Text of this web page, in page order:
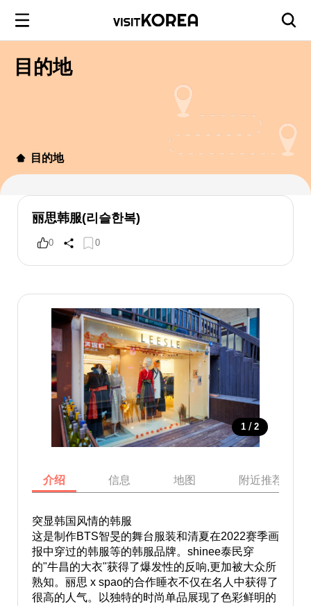
目的地
目的地
丽思韩服(리슬한복)
0 0
1 / 2
介绍 信息 地图 附近推荐景点
突显韩国风情的韩服
这是制作BTS智旻的舞台服装和清夏在2022赛季画
报中穿过的韩服等的韩服品牌。shinee泰民穿
的"牛昌的大衣"获得了爆发性的反响,更加被大众所
熟知。丽思 x spao的合作睡衣不仅在名人中获得了
很高的人气。以独特的时尚单品展现了色彩鲜明的